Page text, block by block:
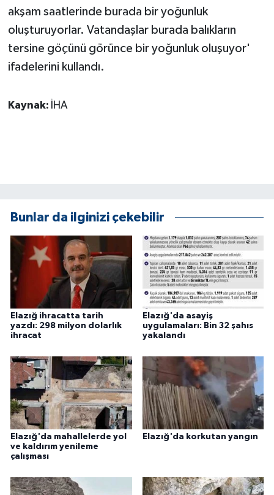
akşam saatlerinde burada bir yoğunluk
oluşturuyorlar. Vatandaşlar burada balıkların
tersine göçünü görünce bir yoğunluk oluşuyor'
ifadelerini kullandı.
Kaynak: İHA
Bunlar da ilginizi çekebilir
Elazığ ihracatta tarih
yazdı: 298 milyon dolarlık
ihracat
Elazığ'da asayiş
uygulamaları: Bin 32 şahıs
yakalandı
Elazığ'da mahallelerde yol
ve kaldırım yenileme
çalışması
Elazığ'da korkutan yangın